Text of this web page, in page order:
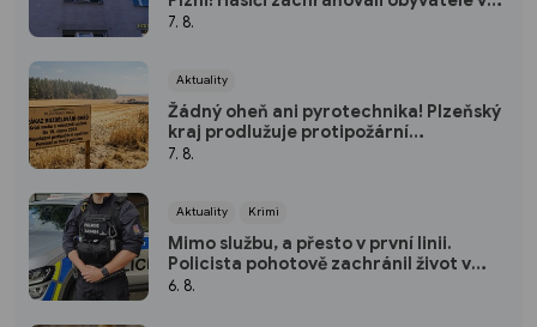
maskách
7. 8.
Aktuality
Žádný oheň ani pyrotechnika! Plzeňský
kraj prodlužuje protipožární
pohotovost
7. 8.
Aktuality Krimi
Mimo službu, a přesto v první linii.
Policista pohotově zachránil život v
plzeňském fitku
6. 8.